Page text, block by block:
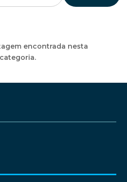
encontrada nesta
categoria.